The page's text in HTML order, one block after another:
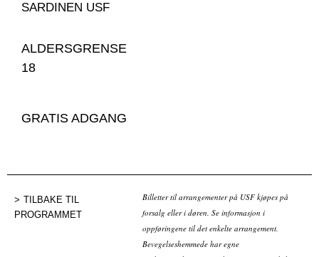
SARDINEN USF
ALDERSGRENSE
18
GRATIS ADGANG
TILBAKE TIL
PROGRAMMET
Billetter til arrangementer på USF kjøpes på
forsalg eller i døren. Se informasjon i
oppføringene til det enkelte arrangement.
Bevegelseshemmede har egne